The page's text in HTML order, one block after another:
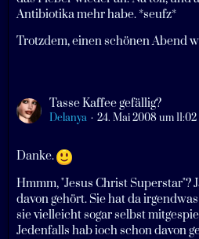
Antibiotika mehr habe. *seufz*
Trotzdem, einen schönen Abend
Tasse Kaffee gefällig?
Delanya 24. Mai 2008 um 11:02
Danke.
Hmmm, "Jesus Christ Superstar"?
davon gehört. Sie hat da
sie vielleicht sogar selbst
Jedenfalls hab ioch schon davon